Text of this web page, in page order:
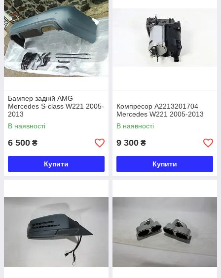
Бампер задній AMG
Mercedes S-class W221 2005-
2013
В наявності
6 500 ₴
Купити
Компресор A2213201704
Mercedes W221 2005-2013
В наявності
9 300 ₴
Купити